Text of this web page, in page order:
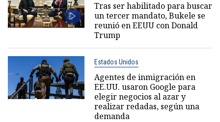
Tras ser habilitado para buscar
un tercer mandato, Bukele se
reunió en EEUU con Donald
Trump
Estados Unidos
Agentes de inmigración en
EE.UU. usaron Google para
elegir negocios al azar y
realizar redadas, según una
demanda